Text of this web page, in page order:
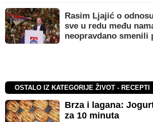
Rasim Ljajić o
sve u redu među
neopravdano smenili
OSTALO IZ KATEGORIJE ŽIVOT - RECEPTI
Brza i lagana:
za 10 minuta